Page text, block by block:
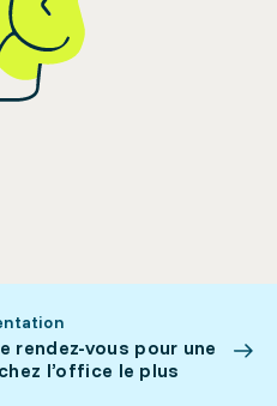
rendez-vous pour une
l’office le plus